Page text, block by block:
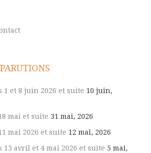
1 et 8 juin 2026 et suite 10 juin,
mai et suite 31 mai, 2026
mai 2026 et suite 12 mai, 2026
13 avril et 4 mai 2026 et suite 5 mai,